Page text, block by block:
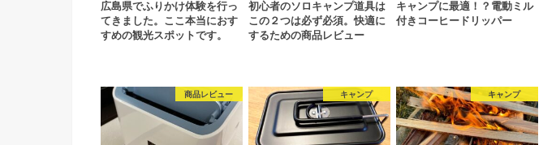
広島県でふりかけ体験を行っ
てきました。ここ本当におす
すめの観光スポットです。
初心者のソロキャンプ道具は
この２つは必ず必須。快適に
するための商品レビュー
キャンプに最適！？電動ミル
付きコーヒードリッパー
商品レビュー キャンプ キャンプ